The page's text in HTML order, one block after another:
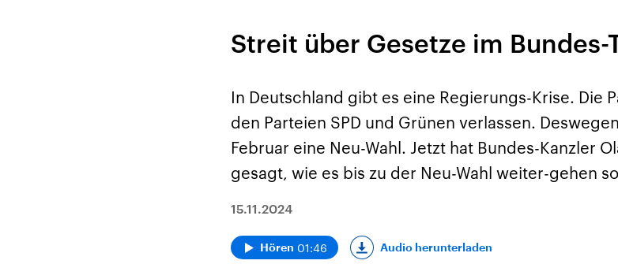
Streit über Gesetze im Bundes-
In Deutschland gibt es eine Regierungs-Krise. Die
den Parteien SPD und Grünen verlassen.
Februar eine Neu-Wahl. Jetzt hat Bundes-Kanzler
gesagt, wie es bis zu der Neu-Wahl weiter-gehen
15.11.2024
Hören 01:46 Audio herunterladen